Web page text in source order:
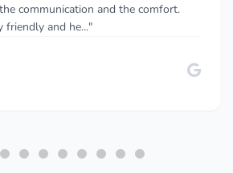
Podgorica Airport. Both